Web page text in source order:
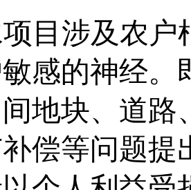
目涉及农户
感的神经。
地块、道路
偿等问题